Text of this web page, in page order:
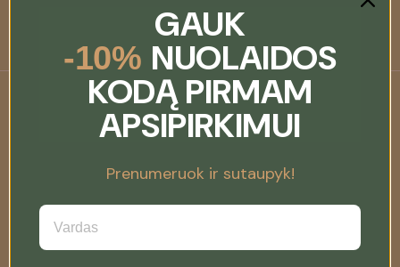
Pagaminta Lietuvoje
Nemokamas
pristatymas nuo 60 €
Su meile ir rūpesčiu kruopščiai atrinkti
GAUK
-10% NUOLAIDOS
KODĄ PIRMAM
APSIPIRKIMUI
Prenumeruok ir sutaupyk!